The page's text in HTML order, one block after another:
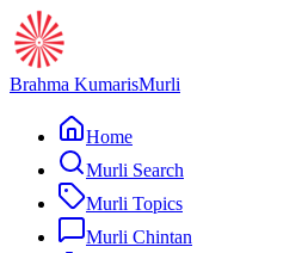
Brahma KumarisMurli
Home
Murli Search
Murli Topics
Murli Chintan